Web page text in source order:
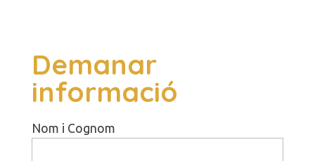
Demanar
informació
Nom i Cognom